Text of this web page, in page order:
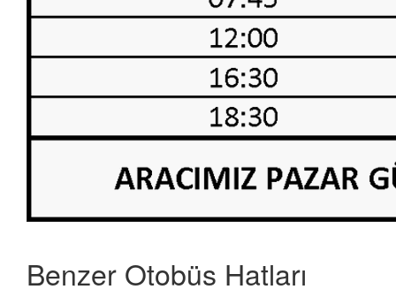
Benzer Otobüs Hatları